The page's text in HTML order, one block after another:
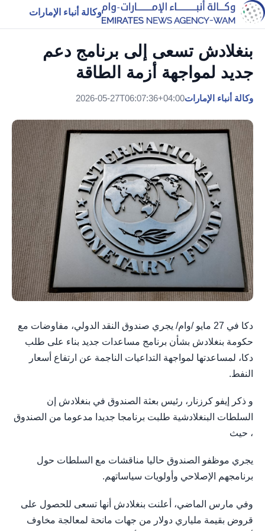
وكالة أنباء الإمارات
بنغلادش تسعى إلى برنامج دعم
جديد لمواجهة أزمة الطاقة
وكالة أنباء الإمارات2026-05-27T06:07:36+04:00
دكا في 27 مايو /وام/ يجري صندوق النقد الدولي، مفاوضات مع
حكومة بنغلادش بشأن برنامج مساعدات جديد بناء على طلب
دكا، لمساعدتها لمواجهة التداعيات الناجمة عن ارتفاع أسعار
النفط.
و ذكر إيفو كرزنار، رئيس بعثة الصندوق في بنغلادش إن
السلطات البنغلادشية طلبت برنامجا جديدا مدعوما من الصندوق
، حيث
يجري موظفو الصندوق حاليا مناقشات مع السلطات حول
برنامجهم الإصلاحي وأولويات سياساتهم.
وفي مارس الماضي، أعلنت بنغلادش أنها تسعى للحصول على
قروض بقيمة ملياري دولار من جهات مانحة لمعالجة مخاوف